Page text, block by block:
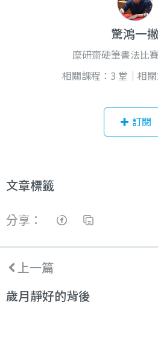
驚鴻一撇
糜研齋硬筆書法比
相關課程：3 堂｜相
訂閱
文章標籤
分享：
上一篇
歲月靜好的背後